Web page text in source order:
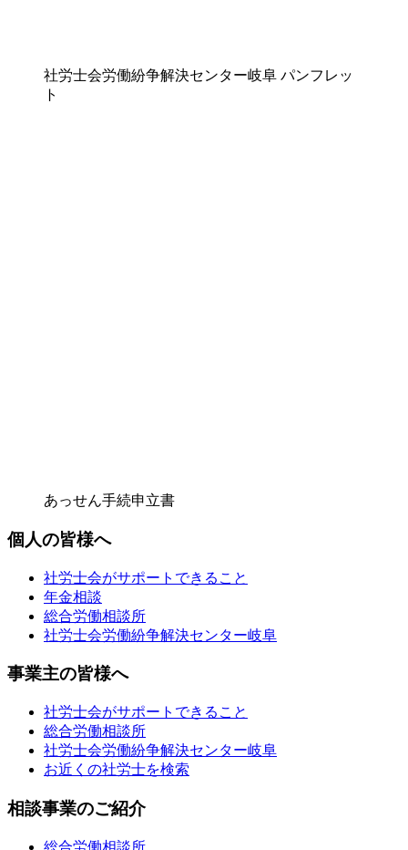
社労士会労働紛争解決センター岐阜 パンフレッ
ト
あっせん手続申立書
個人の皆様へ
社労士会がサポートできること
年金相談
総合労働相談所
社労士会労働紛争解決センター岐阜
事業主の皆様へ
社労士会がサポートできること
総合労働相談所
社労士会労働紛争解決センター岐阜
お近くの社労士を検索
相談事業のご紹介
総合労働相談所